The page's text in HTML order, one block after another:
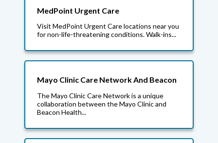
MedPoint Urgent Care
Visit MedPoint Urgent Care locations near you
for non-life-threatening conditions. Walk-ins...
Mayo Clinic Care Network And Beacon
The Mayo Clinic Care Network is a unique
collaboration between the Mayo Clinic and
Beacon Health...